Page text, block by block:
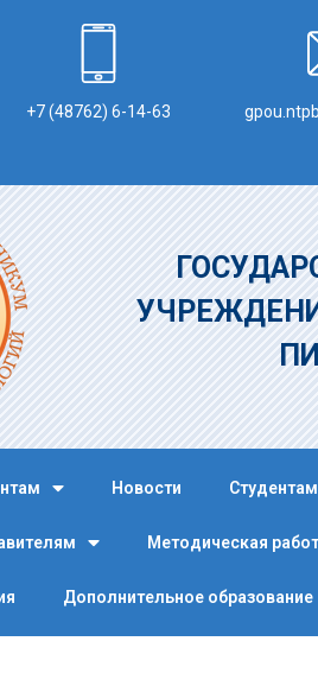
+7 (48762) 6-14-63
Новости Студентам
Методическая
Дополнительное образование